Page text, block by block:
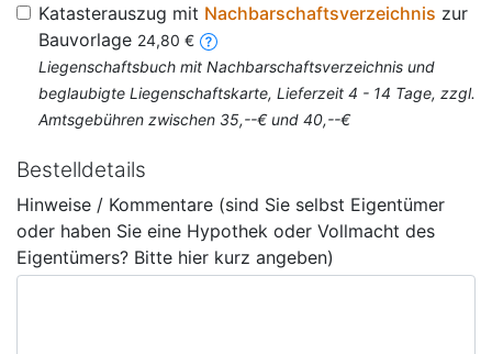
Katasterauszug mit Nachbarschaftsverzeichnis zur
Bauvorlage 24,80 €
Liegenschaftsbuch mit Nachbarschaftsverzeichnis und
beglaubigte Liegenschaftskarte, Lieferzeit 4 - 14 Tage, zzgl.
Amtsgebühren zwischen 35,--€ und 40,--€
Bestelldetails
Hinweise / Kommentare (sind Sie selbst Eigentümer
oder haben Sie eine Hypothek oder Vollmacht des
Eigentümers? Bitte hier kurz angeben)